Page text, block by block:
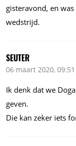
gisteravond, en
wedstrijd.
SEUTER
06 maart 2020, 09:51
Ik denk dat we
geven.
Die kan zeker iets